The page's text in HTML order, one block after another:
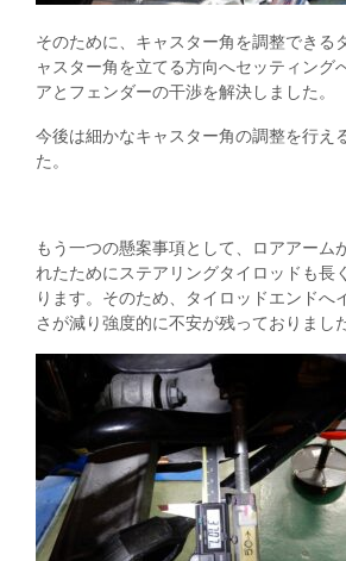
そのために、キャスター角を調整できる
ャスター角を立てる方向へセッティング
アとフェンダーの干渉を解決しました。
今後は細かなキャスター角の調整を行え
た。
もう一つの懸案事項として、ロアアーム
れたためにステアリングタイロッドも長
ります。そのため、タイロッドエンドへ
さが減り強度的に不安が残っておりまし